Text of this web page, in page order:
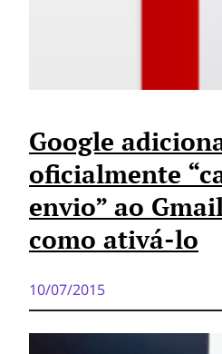
Google
oficialmente
envio” ao
como ativá-lo
10/07/2015